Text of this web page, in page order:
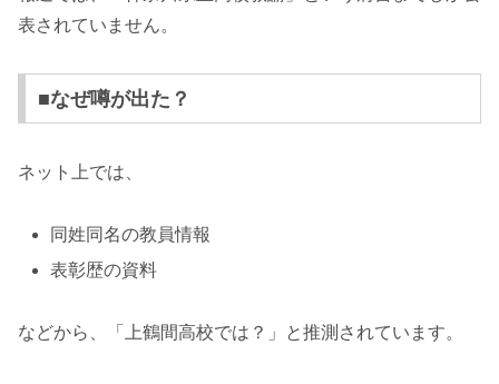
表されていません。
■なぜ噂が出た？
ネット上では、
同姓同名の教員情報
表彰歴の資料
などから、「上鶴間高校では？」と推測されています。